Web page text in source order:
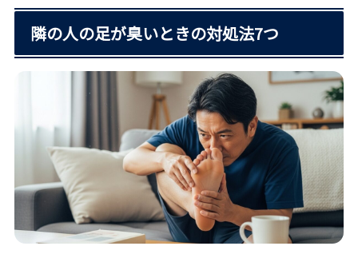
隣の人の足が臭いときの対処法7つ